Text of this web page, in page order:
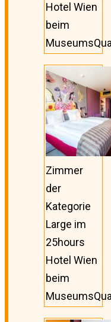
Hotel Wien
beim
Zimmer
der
Kategorie
Large im
25hours
Hotel Wien
beim